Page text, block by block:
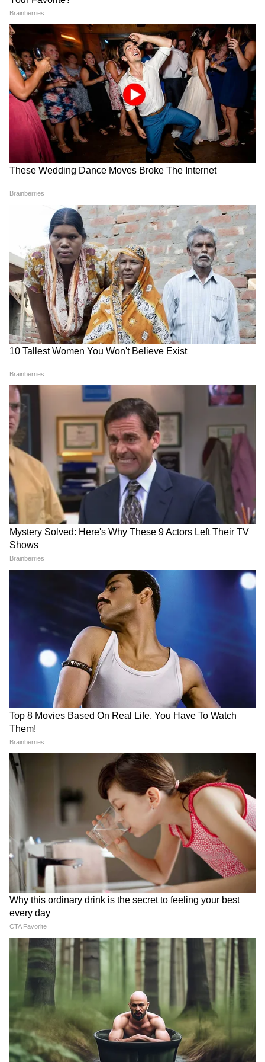
Rahul Gandhi Prayagraj
Speech: Chhatron Ki Goonj
में ऐसा क्या बोले राहुल, हो गया
वायरल
Malappuram Explosives
Seizure: लॉरी में आखिर कहां ले
जाए जा रहे थे हजारों विस्फोटक?
NIA की गिरफ्तारी ने बढ़ाया सस्पेंस
Typhoon Dolphin: चीन में
'डॉल्फिन' तूफान की आहट, स्कूल बंद,
फ्लाइटें रद्द, लेवल-3 इमरजेंसी लागू
Brazil Helicopter Crash:
ब्राजील में हेलिकॉप्टर क्रैश, 4 लोगों
की मौत, एक हफ्ते में दुनिया का
तीसरा बड़ा हादसा
LATEST VIDEOS
Rahul Gandhi Prayagraj Speech:
Chhatron Ki Goonj में ऐसा क्या बोले राहुल,
हो गया वायरल
CM Pushkar Dhami की पहली प्रतिक्रिया